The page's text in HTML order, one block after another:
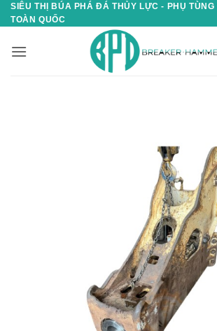
Skip
to
SIÊU THỊ BÚA PHÁ ĐÁ THỦY LỰC - PHỤ TÙNG
TOÀN QUỐC